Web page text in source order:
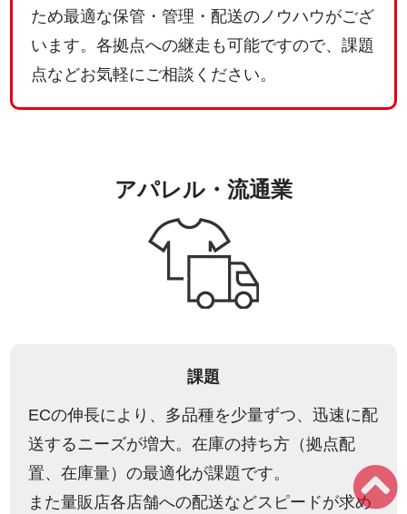
ため最適な保管・管理・配送のノウハウがござ
います。各拠点への継走も可能ですので、課題
点などお気軽にご相談ください。
アパレル・流通業
課題
ECの伸⻑により、多品種を少量ずつ、迅速に配
送するニーズが増⼤。在庫の持ち⽅（拠点配
置、在庫量）の最適化が課題です。
また量販店各店舗への配送などスピードが求め